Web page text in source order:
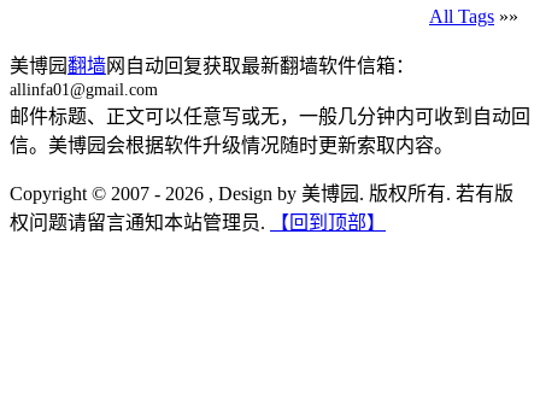
All Tags »»
美博园翻墙网自动回复获取最新翻墙软件信箱：
allinfa01@gmail.com
邮件标题、正文可以任意写或无，一般几分钟内可收到自动回
信。美博园会根据软件升级情况随时更新索取内容。
Copyright © 2007 - 2026 , Design by 美博园. 版权所有. 若有版
权问题请留言通知本站管理员.
【回到顶部】